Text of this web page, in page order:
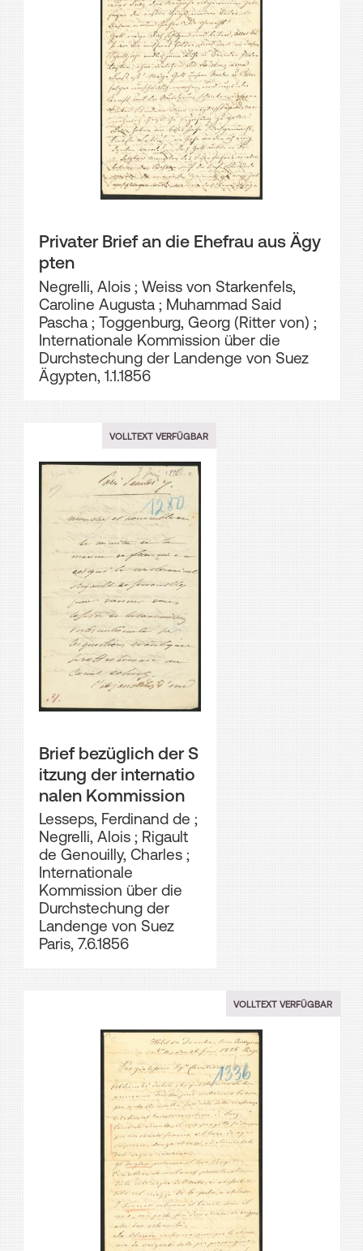
Privater Brief an die Ehefrau aus Ägy
pten
Negrelli, Alois; Weiss von Starkenfels,
Caroline Augusta; Muhammad Said
Pascha; Toggenburg, Georg (Ritter von) ;
Internationale Kommission über die
Durchstechung der Landenge von Suez
Ägypten, 1.1.1856
VOLLTEXT VERFÜGBAR
Brief bezüglich der S
itzung der internatio
nalen Kommission
Lesseps, Ferdinand de ;
Negrelli, Alois; Rigault
de Genouilly, Charles;
Internationale
Kommission über die
Durchstechung der
Landenge von Suez
Paris, 7.6.1856
VOLLTEXT VERFÜGBAR